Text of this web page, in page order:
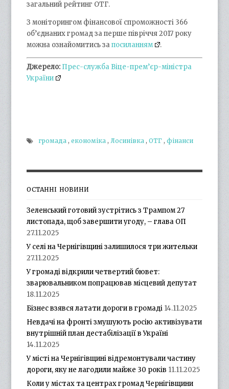
загальний рейтинг ОТГ.
З моніторингом фінансової спроможності 366
об’єднаних громад за перше півріччя 2017 року
можна ознайомитись запосиланням .
Джерело: Прес-служба Віце-прем’єр-міністра
України
громада ,економіка ,Лосинівка ,ОТГ ,фінанси
ОСТАННІ НОВИНИ
Зеленський готовий зустрітись з Трампом 27
листопада, щоб завершити угоду, – глава ОП
27.11.2025
У селі на Чернігівщині залишилося три жительки
27.11.2025
У громаді відкрили четвертий бювет:
зварювальником попрацював місцевий депутат
18.11.2025
Бізнес взявся латати дороги в громаді 14.11.2025
Невдачі на фронті змушують росію активізувати
внутрішній план дестабілізації в Україні
14.11.2025
У місті на Чернігівщині відремонтували частину
дороги, яку не лагодили майже 30 років 11.11.2025
Коли у містах та центрах громад Чернігівщини